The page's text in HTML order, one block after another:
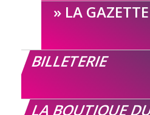
LA
BILLETERIE
LA BOUTIQUE